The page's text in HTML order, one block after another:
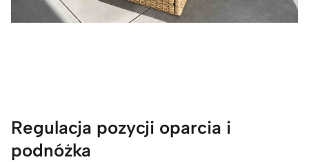
Regulacja pozycji oparcia i
podnóżka